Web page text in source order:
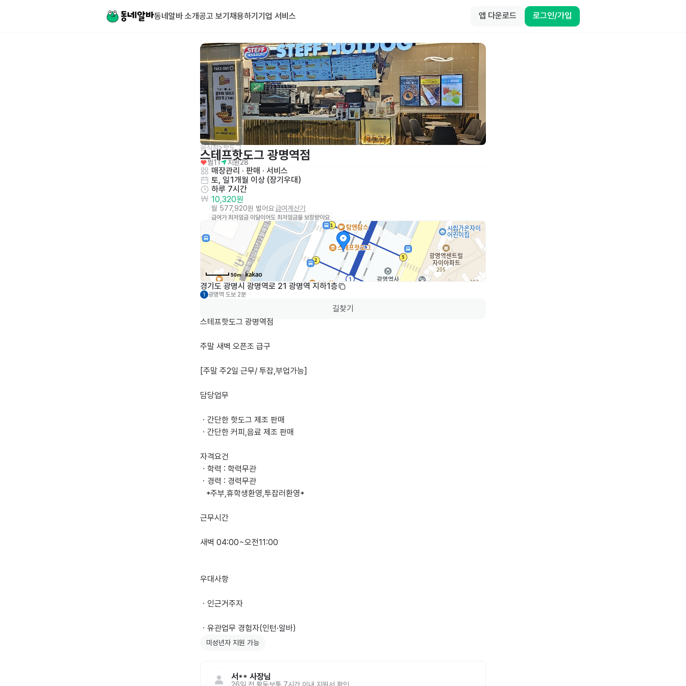
동네알바 소개공고 보기 채용하기 기업 서비스 앱 다운로드 로그인/가입
음식점>핫도그
스테프핫도그 광명역점
찜11 지원28
매장관리 · 판매 · 서비스
토, 일1개월 이상 (장기우대)
하루 7시간
10,320원
월 577,920원 벌어요급여계산기
급여가 최저임금 미달이어도 최저임금을 보장받아요
50m
경기도 광명시 광명역로 21 광명역 지하1층
1 광명역 도보 2분
길찾기
스테프핫도그 광명역점
주말 새벽 오픈조 급구
[주말 주2일 근무/ 투잡,부업가능]
담당업무
ㆍ간단한 핫도그 제조 판매
ㆍ간단한 커피,음료 제조 판매
자격요건
ㆍ학력 : 학력무관
ㆍ경력 : 경력무관
근무시간
새벽 04:00~오전11:00
우대사항
ㆍ인근거주자
ㆍ유관업무 경험자(인턴·알바)
미성년자 지원 가능
서** 사장님